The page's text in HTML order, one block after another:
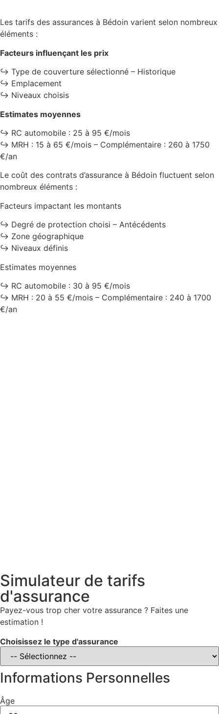
Les tarifs des assurances à Bédoin varient selon nombreux
éléments :
Facteurs influençant les prix
↪️ Type de couverture sélectionné – Historique
↪️ Emplacement
↪️ Niveaux choisis
Estimates moyennes
↪️ RC automobile : 25 à 95 €/mois
↪️ MRH : 15 à 65 €/mois – Complémentaire : 260 à 1750
€/an
Le coût des contrats d’assurance à Bédoin fluctuent selon
nombreux éléments :
Facteurs impactant les montants
↪️ Degré de protection choisi – Antécédents
↪️ Zone géographique
↪️ Niveaux définis
Estimates moyennes
↪️ RC automobile : 30 à 95 €/mois
↪️ MRH : 20 à 55 €/mois – Complémentaire : 240 à 1700
€/an
Simulateur de tarifs
d'assurance
Payez-vous trop cher votre assurance ? Faites une
estimation !
Choisissez le type d'assurance
Informations Personnelles
Âge